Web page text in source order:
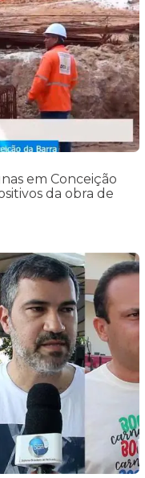
em Conceição
da obra de